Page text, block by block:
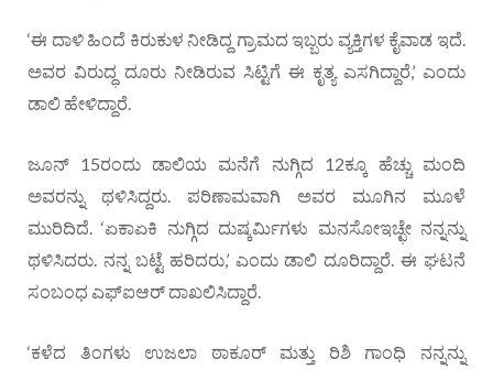
‘ಈ ದಾಳಿ ಹಿಂದೆ ಕಿರುಕುಳ ನೀಡಿದ್ದ ಗ್ರಾಮದ ಇಬ್ಬರು ವ್ಯಕ್ತಿಗಳ ಕೈವಾಡ ಇದೆ.
ಅವರ ವಿರುದ್ಧ ದೂರು ನೀಡಿರುವ ಸಿಟ್ಟಿಗೆ ಈ ಕೃತ್ಯ ಎಸಗಿದ್ದಾರೆ,’ ಎಂದು
ಡಾಲಿ ಹೇಳಿದ್ದಾರೆ.
ಜೂನ್‌ 15ರಂದು ಡಾಲಿಯ ಮನೆಗೆ ನುಗ್ಗಿದ 12ಕ್ಕೂ ಹೆಚ್ಚು ಮಂದಿ
ಅವರನ್ನು ಥಳಿಸಿದ್ದರು. ಪರಿಣಾಮವಾಗಿ ಅವರ ಮೂಗಿನ ಮೂಳೆ
ಮುರಿದಿದೆ. ‘ಏಕಾಏಕಿ ನುಗ್ಗಿದ ದುಷ್ಕರ್ಮಿಗಳು ಮನಸೋಇಚ್ಛೇ ನನ್ನನ್ನು
ಥಳಿಸಿದರು. ನನ್ನ ಬಟ್ಟೆ ಹರಿದರು,’ ಎಂದು ಡಾಲಿ ದೂರಿದ್ದಾರೆ. ಈ ಘಟನೆ
ಸಂಬಂಧ ಎಫ್‌ಐಆರ್‌ ದಾಖಲಿಸಿದ್ದಾರೆ.
‘ಕಳೆದ ತಿಂಗಳು ಉಜಲಾ ಠಾಕೂರ್ ಮತ್ತು ರಿಶಿ ಗಾಂಧಿ ನನ್ನನ್ನು